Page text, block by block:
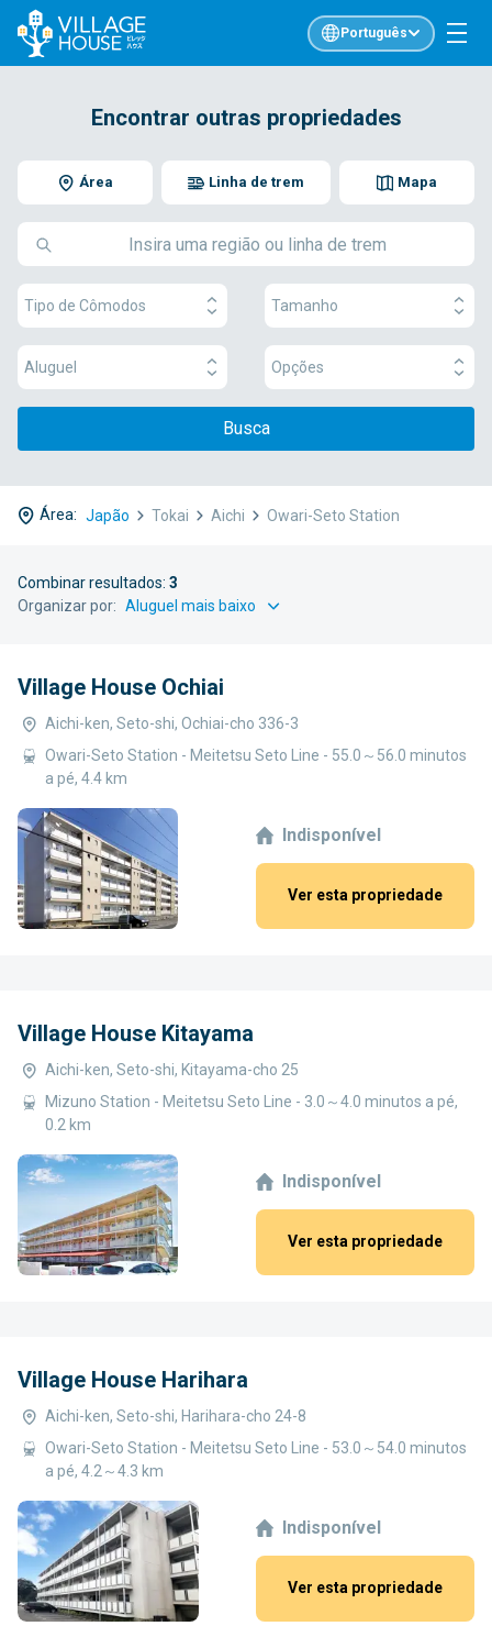
Português
Encontrar outras propriedades
Área Mapa
Linha de trem
Tipo de Cômodos Tamanho
Aluguel Opções
Busca
Área: Japão Tokai Aichi Owari-Seto Station
Combinar resultados: 3
Organizar por:
Village House Ochiai
Aichi-ken, Seto-shi, Ochiai-cho 336-3
Owari-Seto Station - Meitetsu Seto Line - 55.0～56.0 minutos
a pé, 4.4 km
Indisponível
Ver esta propriedade
Village House Kitayama
Aichi-ken, Seto-shi, Kitayama-cho 25
Mizuno Station - Meitetsu Seto Line - 3.0～4.0 minutos a pé,
0.2 km
Indisponível
Ver esta propriedade
Village House Harihara
Aichi-ken, Seto-shi, Harihara-cho 24-8
Owari-Seto Station - Meitetsu Seto Line - 53.0～54.0 minutos
a pé, 4.2～4.3 km
Indisponível
Ver esta propriedade